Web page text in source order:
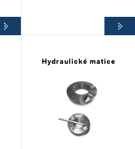
Hydraulické matice